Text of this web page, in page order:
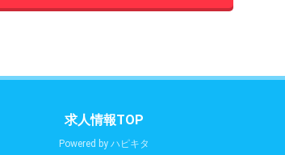
求人情報TOP
Powered by ハピキタ